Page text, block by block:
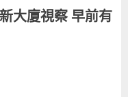
大廈視察 早前有